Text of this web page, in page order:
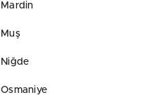
Mardin
Muş
Niğde
Osmaniye